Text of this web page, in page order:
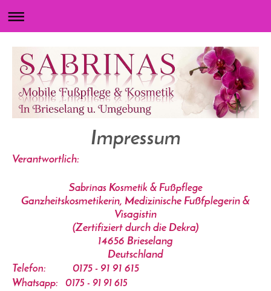
Impressum
Verantwortlich:
Sabrinas Kosmetik & Fußpflege
Ganzheitskosmetikerin, Medizinische Fußfplegerin &
Visagistin
(Zertifiziert durch die Dekra)
14656 Brieselang
Deutschland
Telefon: 0175 - 91 91 615
Whatsapp: 0175 - 91 91 615